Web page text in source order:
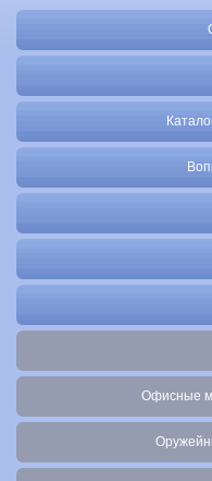
Офисные